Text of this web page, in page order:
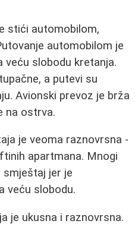
stići automobilom,
automobilom je
veću slobodu kretanja.
a putevi su
Avionski prevoz je brža
na ostrva.
je veoma raznovrsna -
apartmana. Mnogi
jer je
veću slobodu.
je ukusna i raznovrsna.